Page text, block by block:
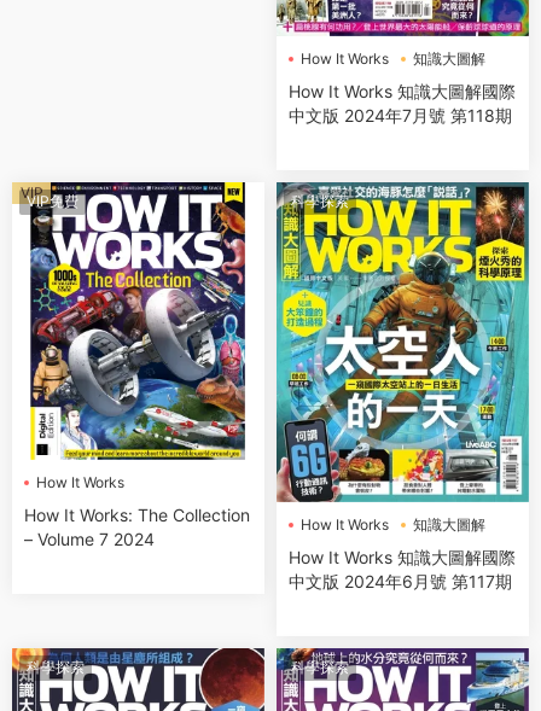
How It Works 知識大圖解
How It Works 知識大圖解國際
中文版 2024年7月號 第118期
VIP免費
How It Works
How It Works: The Collection
– Volume 7 2024
VIP 科學探索
How It Works 知識大圖解
How It Works 知識大圖解國際
中文版 2024年6月號 第117期
科學探索 科學探索